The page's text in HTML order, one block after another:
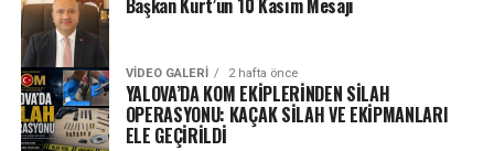
Başkan Kurt’un 10 Kasım Mesajı
VIDEO GALERI 2 hafta önce
YALOVA’DA KOM EKİPLERİNDEN SİLAH
OPERASYONU: KAÇAK SİLAH VE EKİPMANLARI
ELE GEÇİRİLDİ